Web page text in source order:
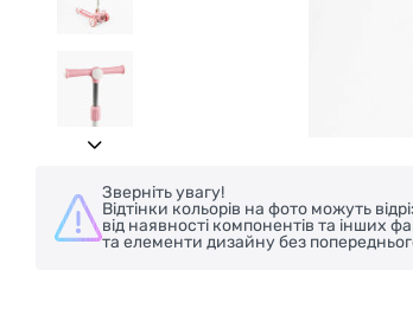
Зверніть увагу!
Відтінки кольорів на фото можуть
від наявності компонентів та інших
та елементи дизайну без